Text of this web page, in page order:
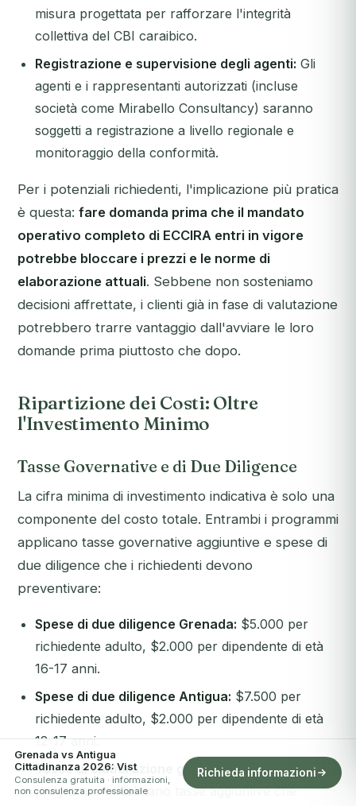
misura progettata per rafforzare l'integrità
collettiva del CBI caraibico.
Registrazione e supervisione degli agenti: Gli
agenti e i rappresentanti autorizzati (incluse
società come Mirabello Consultancy) saranno
soggetti a registrazione a livello regionale e
monitoraggio della conformità.
Per i potenziali richiedenti, l'implicazione più pratica
è questa: fare domanda prima che il mandato
operativo completo di ECCIRA entri in vigore
potrebbe bloccare i prezzi e le norme di
elaborazione attuali. Sebbene non sosteniamo
decisioni affrettate, i clienti già in fase di valutazione
potrebbero trarre vantaggio dall'avviare le loro
domande prima piuttosto che dopo.
Ripartizione dei Costi: Oltre
l'Investimento Minimo
Tasse Governative e di Due Diligence
La cifra minima di investimento indicativa è solo una
componente del costo totale. Entrambi i programmi
applicano tasse governative aggiuntive e spese di
due diligence che i richiedenti devono
preventivare:
Spese di due diligence Grenada: $5.000 per
richiedente adulto, $2.000 per dipendente di età
16-17 anni.
Spese di due diligence Antigua: $7.500 per
richiedente adulto, $2.000 per dipendente di età
12-17 anni.
Tasse di elaborazione governative:Entrambi i
programmi addebitano tasse aggiuntive che
Grenada vs Antigua
Cittadinanza 2026: Vist
Consulenza gratuita · informazioni,
non consulenza professionale
Richieda informazioni